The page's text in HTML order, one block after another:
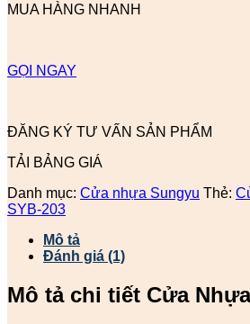
MUA HÀNG NHANH
GỌI NGAY
ĐĂNG KÝ TƯ VẤN SẢN PHẨM
TẢI BẢNG GIÁ
Danh mục: Cửa nhựa Sungyu Thẻ:
SYB-203
Mô tả
Đánh giá (1)
Mô tả chi tiết Cửa